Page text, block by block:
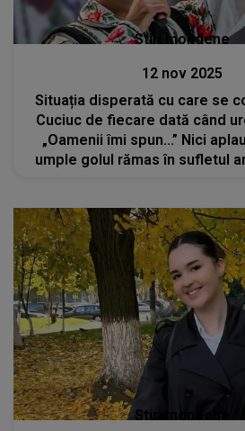
Stiri mondene
12 nov 2025
Situația disperată cu care se
Cuciuc de fiecare dată când
„Oamenii îmi spun...” Nici
umple golul rămas în sufletul
Stiri mondene